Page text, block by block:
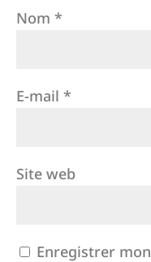
Nom *
E-mail *
Site web
Enregistrer